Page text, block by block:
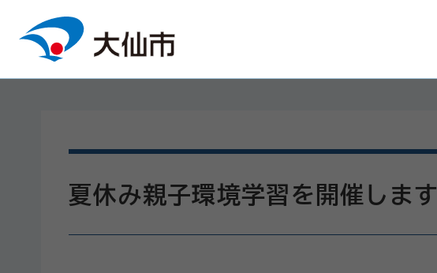
夏休み親子環境学習を開催します